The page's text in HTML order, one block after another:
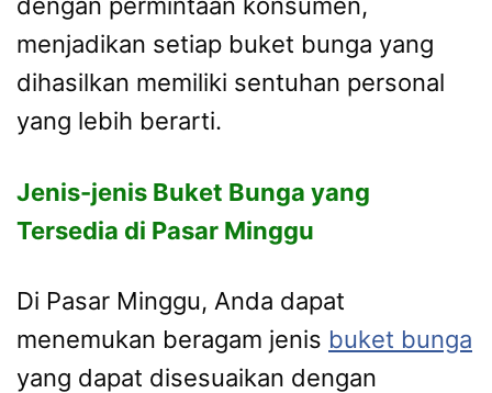
dengan permintaan konsumen,
menjadikan setiap buket bunga yang
dihasilkan memiliki sentuhan personal
yang lebih berarti.
Jenis-jenis Buket Bunga yang
Tersedia di Pasar Minggu
Di Pasar Minggu, Anda dapat
menemukan beragam jenis buket bunga
yang dapat disesuaikan dengan